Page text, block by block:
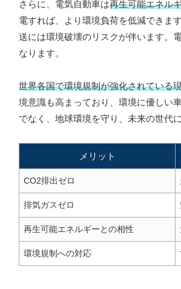
さらに、電気自動車は再生可能エネル
電すれば、より環境負荷を低減できま
送には環境破壊のリスクが伴います。
なります。
世界各国で環境規制が強化されている
境意識も高まっており、環境に優しい
でなく、地球環境を守り、未来の世代
メリット
CO2排出ゼロ
排気ガスゼロ
再生可能エネルギーとの相性
環境規制への対応